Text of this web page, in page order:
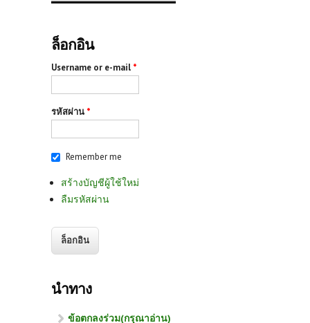
ล็อกอิน
Username or e-mail *
รหัสผ่าน *
Remember me
สร้างบัญชีผู้ใช้ใหม่
ลืมรหัสผ่าน
นำทาง
ข้อตกลงร่วม(กรุณาอ่าน)